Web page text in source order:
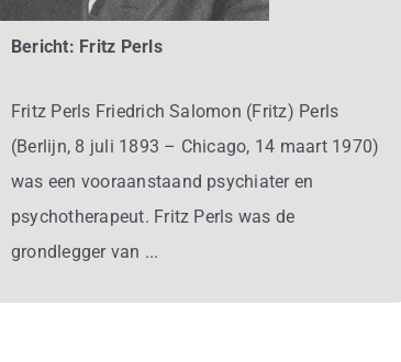
Bericht: Fritz Perls
Fritz Perls Friedrich Salomon (Fritz) Perls
(Berlijn, 8 juli 1893 – Chicago, 14 maart 1970)
was een vooraanstaand psychiater en
psychotherapeut. Fritz Perls was de
grondlegger van ...